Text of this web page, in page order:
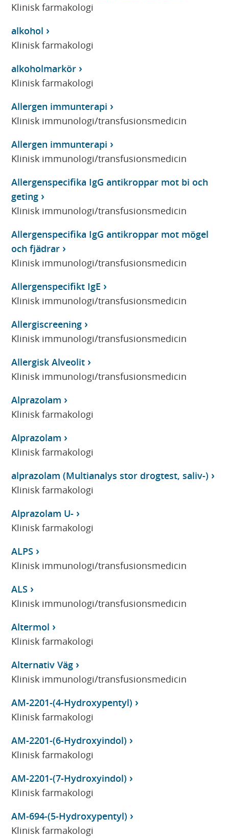
Klinisk farmakologi
alkohol
Klinisk farmakologi
alkoholmarkör
Klinisk farmakologi
Allergen immunterapi
Klinisk immunologi/transfusionsmedicin
Allergen immunterapi
Klinisk immunologi/transfusionsmedicin
Allergenspecifika IgG antikroppar mot bi och
geting
Klinisk immunologi/transfusionsmedicin
Allergenspecifika IgG antikroppar mot mögel
och fjädrar
Klinisk immunologi/transfusionsmedicin
Allergenspecifikt IgE
Klinisk immunologi/transfusionsmedicin
Allergiscreening
Klinisk immunologi/transfusionsmedicin
Allergisk Alveolit
Klinisk immunologi/transfusionsmedicin
Alprazolam
Klinisk farmakologi
Alprazolam
Klinisk farmakologi
alprazolam (Multianalys stor drogtest, saliv-)
Klinisk farmakologi
Alprazolam U-
Klinisk farmakologi
ALPS
Klinisk immunologi/transfusionsmedicin
ALS
Klinisk immunologi/transfusionsmedicin
Altermol
Klinisk farmakologi
Alternativ Väg
Klinisk immunologi/transfusionsmedicin
AM-2201-(4-Hydroxypentyl)
Klinisk farmakologi
AM-2201-(6-Hydroxyindol)
Klinisk farmakologi
AM-2201-(7-Hydroxyindol)
Klinisk farmakologi
AM-694-(5-Hydroxypentyl)
Klinisk farmakologi